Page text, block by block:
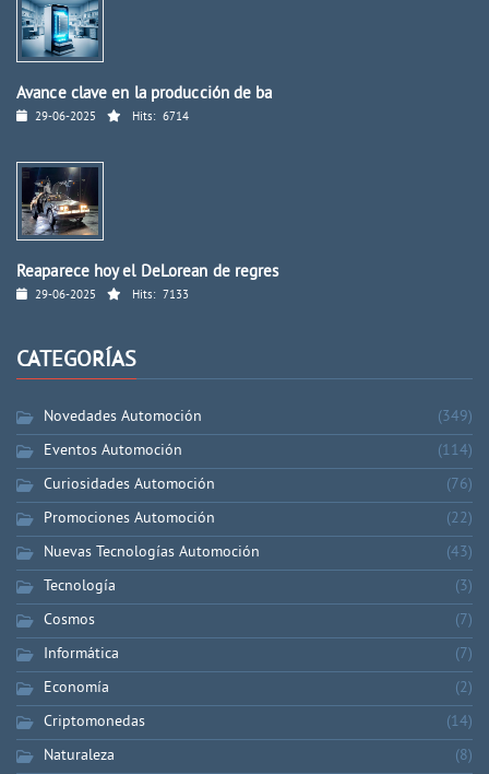
Avance clave en la producción de ba
29-06-2025 Hits: 6714
Reaparece hoy el DeLorean de regres
29-06-2025 Hits: 7133
CATEGORÍAS
Novedades Automoción
(349)
Eventos Automoción
(114)
Curiosidades Automoción
(76)
Promociones Automoción
(22)
Nuevas Tecnologías Automoción
(43)
Tecnología
(3)
Cosmos
(7)
Informática
(7)
Economía
(2)
Criptomonedas
(14)
Naturaleza
(8)